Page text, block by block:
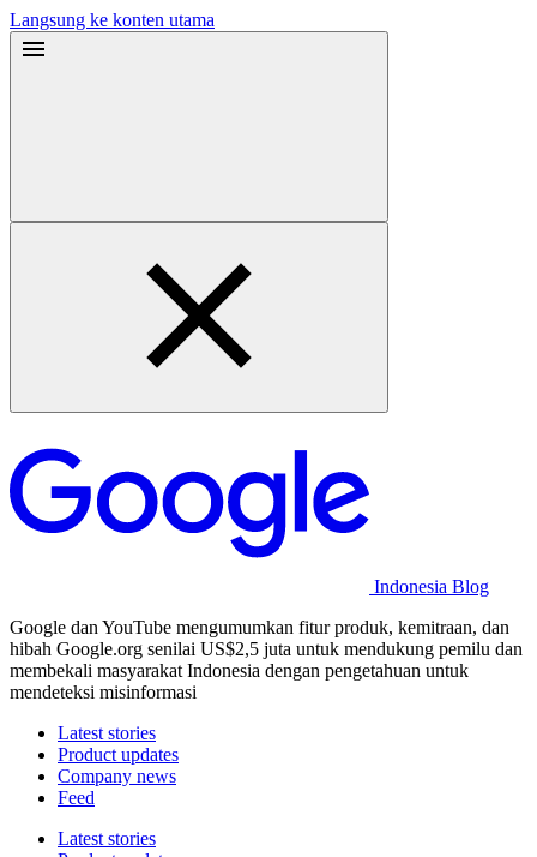
Langsung ke konten utama
Indonesia Blog
Google dan YouTube mengumumkan fitur produk, kemitraan, dan
hibah Google.org senilai US$2,5 juta untuk mendukung pemilu dan
membekali masyarakat Indonesia dengan pengetahuan untuk
mendeteksi misinformasi
Latest stories
Product updates
Company news
Feed
Latest stories